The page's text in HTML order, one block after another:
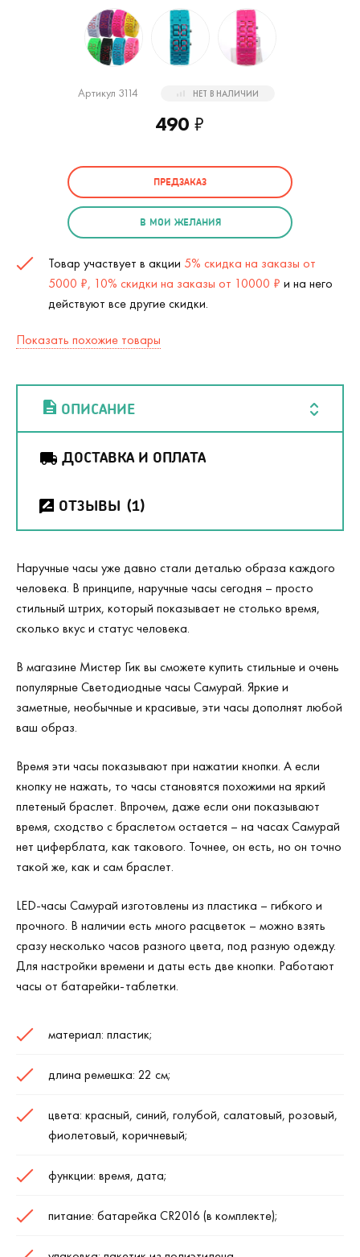
Артикул 3114 НЕТ В НАЛИЧИИ
490 ₽
ПРЕДЗАКАЗ
В МОИ ЖЕЛАНИЯ
Товар участвует в акции 5% скидка на заказы от
5000 ₽, 10% скидки на заказы от 10000 ₽ и на него
действуют все другие скидки.
Показать похожие товары
ОПИСАНИЕ
ДОСТАВКА И ОПЛАТА
ОТЗЫВЫ (1)
Наручные часы уже давно стали деталью образа каждого
человека. В принципе, наручные часы сегодня – просто
стильный штрих, который показывает не столько время,
сколько вкус и статус человека.
В магазине Мистер Гик вы сможете купить стильные и очень
популярные Светодиодные часы Самурай. Яркие и
заметные, необычные и красивые, эти часы дополнят любой
ваш образ.
Время эти часы показывают при нажатии кнопки. А если
кнопку не нажать, то часы становятся похожими на яркий
плетеный браслет. Впрочем, даже если они показывают
время, сходство с браслетом остается – на часах Самурай
нет циферблата, как такового. Точнее, он есть, но он точно
такой же, как и сам браслет.
LED-часы Самурай изготовлены из пластика – гибкого и
прочного. В наличии есть много расцветок – можно взять
сразу несколько часов разного цвета, под разную одежду.
Для настройки времени и даты есть две кнопки. Работают
часы от батарейки-таблетки.
материал: пластик;
длина ремешка: 22 см;
цвета: красный, синий, голубой, салатовый, розовый,
фиолетовый, коричневый;
функции: время, дата;
питание: батарейка CR2016 (в комплекте);